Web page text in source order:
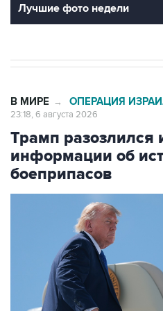
Лучшие фото недели
В МИРЕ → ОПЕРАЦИЯ
23:18, 6 августа 2026
Трамп разозлился
информации об
боеприпасов